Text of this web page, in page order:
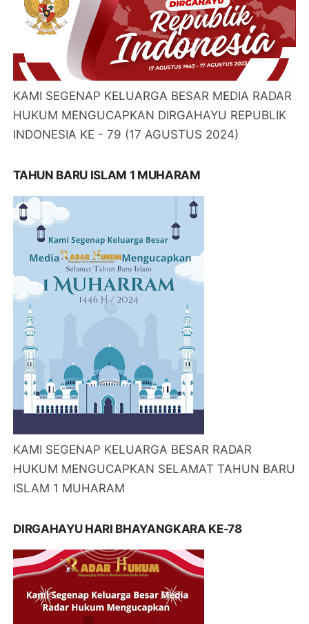
KAMI SEGENAP KELUARGA BESAR MEDIA RADAR
HUKUM MENGUCAPKAN DIRGAHAYU REPUBLIK
INDONESIA KE - 79 (17 AGUSTUS 2024)
TAHUN BARU ISLAM 1 MUHARAM
KAMI SEGENAP KELUARGA BESAR RADAR
HUKUM MENGUCAPKAN SELAMAT TAHUN BARU
ISLAM 1 MUHARAM
DIRGAHAYU HARI BHAYANGKARA KE-78